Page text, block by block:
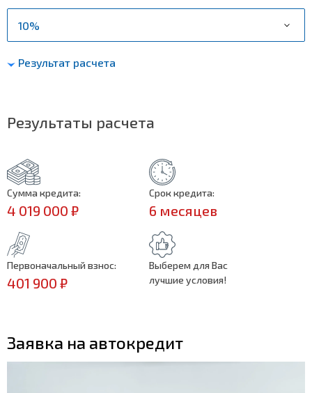
Результат расчета
Результаты расчета
Сумма кредита:
4 019 000 ₽
Срок кредита:
6 месяцев
Первоначальный взнос:
401 900 ₽
Выберем для Вас
лучшие условия!
Заявка на автокредит